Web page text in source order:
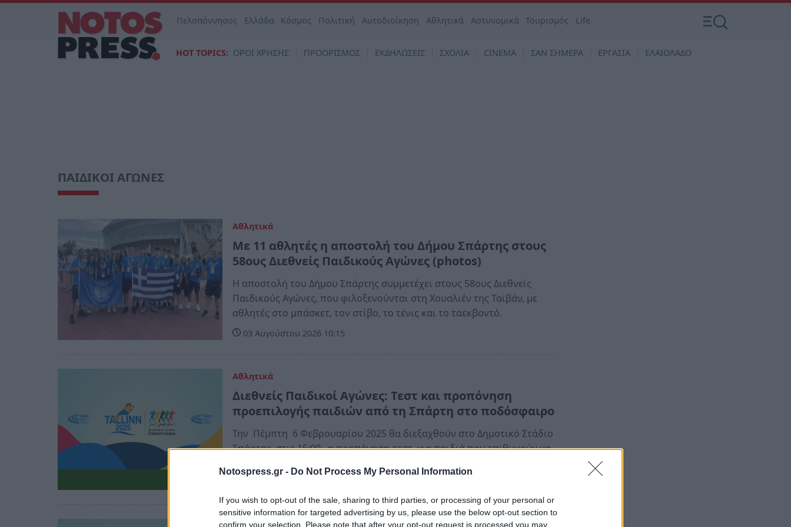
Notospress.gr - Do Not Process My Personal Information
If you wish to opt-out of the sale, sharing to third parties, or processing of your personal or
sensitive information for targeted advertising by us, please use the below opt-out section to
confirm your selection. Please note that after your opt-out request is processed you may
Πελοπόννησος Ελλάδα Κόσμος Πολιτική Αυτοδιοίκηση Αθλητικά Αστυνομικά Τουρισμός Life
HOT TOPICS: ΟΡΟΙ ΧΡΗΣΗΣ ΠΡΟΟΡΙΣΜΟΣ ΕΚΔΗΛΩΣΕΙΣ ΣΧΟΛΙΑ CINEMA ΣΑΝ ΣΗΜΕΡΑ ΕΡΓΑΣΙΑ ΕΛΑΙΟΛΑΔΟ
ΠΑΙΔΙΚΟΙ ΑΓΩΝΕΣ
Αθλητικά
Με 11 αθλητές η αποστολή του Δήμου Σπάρτης στους
58ους Διεθνείς Παιδικούς Αγώνες (photos)
Η αποστολή του Δήμου Σπάρτης συμμετέχει στους 58ους Διεθνείς
Παιδικούς Αγώνες, που φιλοξενούνται στη Χουαλιέν της Ταϊβάν, με
αθλητές στο μπάσκετ, τον στίβο, το τένις και το ταεκβοντό.
03 Αυγούστου 2026 10:15
Αθλητικά
Διεθνείς Παιδικοί Αγώνες: Τεστ και προπόνηση
προεπιλογής παιδιών από τη Σπάρτη στο ποδόσφαιρο
Την Πέμπτη 6 Φεβρουαρίου 2025 θα διεξαχθούν στο Δημοτικό Στάδιο
Σπάρτης, στις 15:00, η προπόνηση-τεστ για παιδιά που επιθυμούν να